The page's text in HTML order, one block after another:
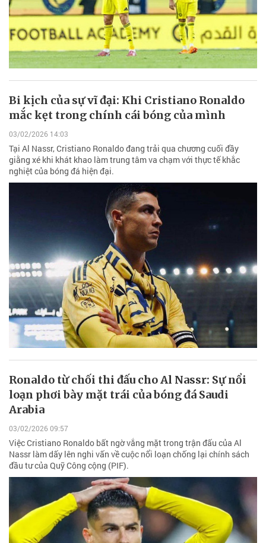
Bi kịch của sự vĩ đại: Khi Cristiano Ronaldo
mắc kẹt trong chính cái bóng của mình
03/02/2026 14:03
Tại Al Nassr, Cristiano Ronaldo đang trải qua chương cuối đầy
giằng xé khi khát khao làm trung tâm va chạm với thực tế khắc
nghiệt của bóng đá hiện đại.
Ronaldo từ chối thi đấu cho Al Nassr: Sự nổi
loạn phơi bày mặt trái của bóng đá Saudi
Arabia
03/02/2026 09:57
Việc Cristiano Ronaldo bất ngờ vắng mặt trong trận đấu của Al
Nassr làm dấy lên nghi vấn về cuộc nổi loạn chống lại chính sách
đầu tư của Quỹ Công cộng (PIF).